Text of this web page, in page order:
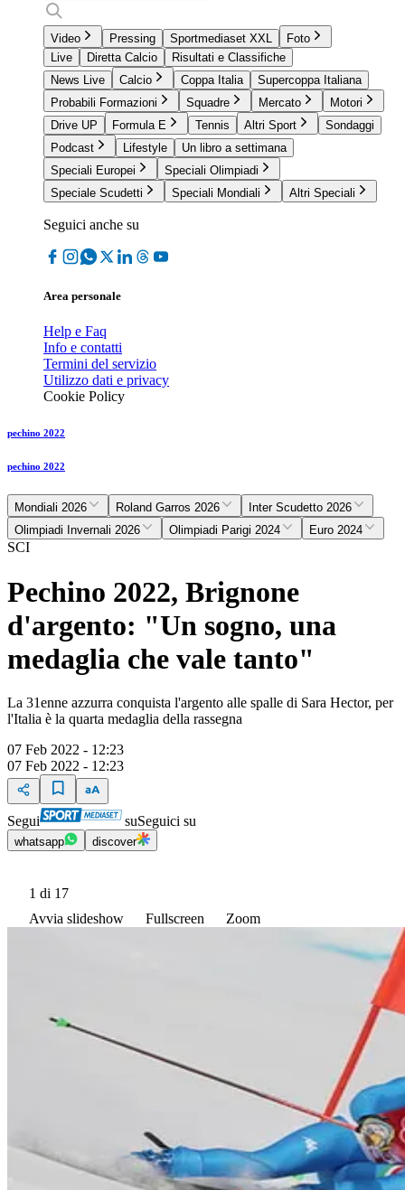
Video Pressing Sportmediaset XXL
Foto
Live
Diretta Calcio
Risultati e Classifiche
News Live
Calcio Coppa Italia
Supercoppa Italiana
Probabili Formazioni
Squadre Mercato
Motori
Drive UP
Formula E Tennis Altri Sport
Sondaggi
Podcast
Lifestyle
Un libro a settimana
Speciali Europei
Speciali Olimpiadi
Speciale Scudetti
Speciali Mondiali Altri Speciali
Seguici anche su
Area personale
Help e Faq
Info e contatti
Termini del servizio
Utilizzo dati e privacy
Cookie Policy
pechino 2022
pechino 2022
Mondiali 2026 Roland Garros 2026
Inter Scudetto 2026
Olimpiadi Invernali 2026
Olimpiadi Parigi 2024 Euro 2024
SCI
Pechino 2022, Brignone
d'argento: "Un sogno, una
medaglia che vale tanto"
La 31enne azzurra conquista l'argento alle spalle di Sara Hector, per
l'Italia è la quarta medaglia della rassegna
07 Feb 2022 - 12:23
07 Feb 2022 - 12:23
Segui suSeguici su
whatsapp discover
1 di 17
Avvia slideshow
Fullscreen Zoom